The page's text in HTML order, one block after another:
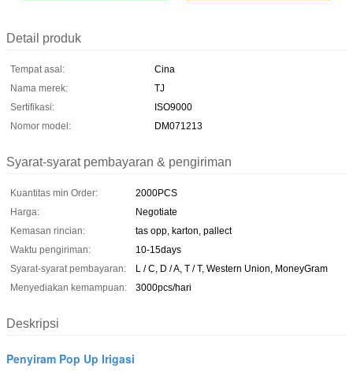
Detail produk
Tempat asal:
Cina
Nama merek:
TJ
Sertifikasi:
ISO9000
Nomor model:
DM071213
Syarat-syarat pembayaran & pengiriman
Kuantitas min Order:
2000PCS
Harga:
Negotiate
Kemasan rincian:
tas opp, karton, pallect
Waktu pengiriman:
10-15days
Syarat-syarat pembayaran:
L / C, D / A, T / T, Western Union, MoneyGram
Menyediakan kemampuan:
3000pcs/hari
Deskripsi
Penyiram Pop Up Irigasi